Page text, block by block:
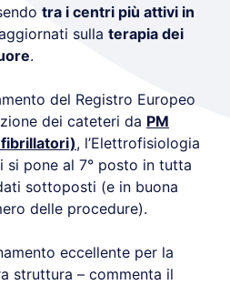
tra i centri più attivi in
sulla terapia dei
.
del Registro Europeo
dei cateteri da PM
, l’Elettrofisiologia
si pone al 7° posto in tutta
sottoposti (e in buona
delle procedure).
eccellente per la
struttura – commenta il